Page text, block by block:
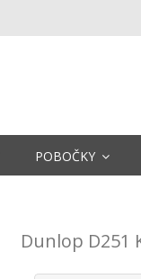
POBOČKY
Dunlop D251